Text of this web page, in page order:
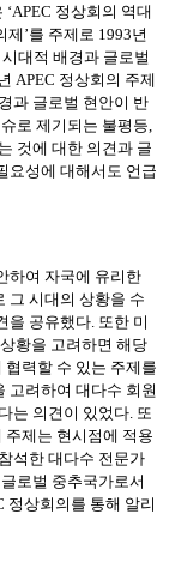
‘APEC 정상회의 역대
제 ’를 주제로 1993년
대적 배경과 글로벌
APEC 정상회의 주제
과 글로벌 현안이 반
로 제기되는 불평등
것에 대한 의견과 글
요성에 대해서도 언급
하여 자국에 유리한
그 시대의 상황을 수
을 공유했다 또한 미
황을 고려하면 해당
협력할 수 있는 주제를
고려하여 대다수 회원
는 의견이 있었다 또
주제는 현시점에 적용
석한 대다수 전문가
로벌 중추국가로서
정상회의를 통해 알리